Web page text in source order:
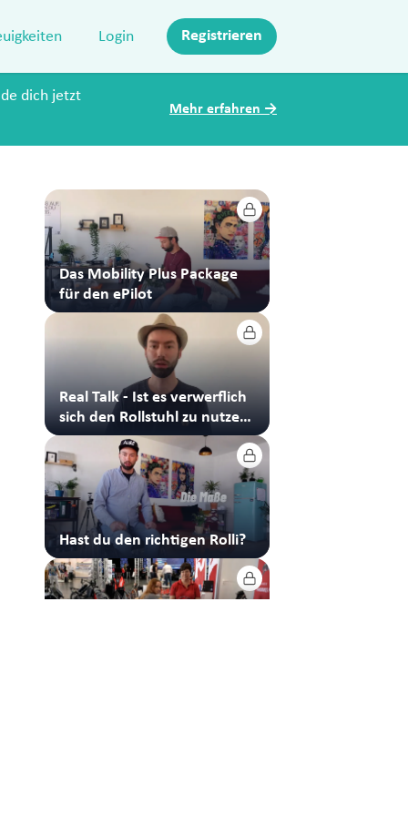
Login Registrieren
dich jetzt
Mehr erfahren →
Das Mobility Plus Package
für den ePilot
Real Talk - Ist es verwerflich
sich den Rollstuhl zu nutze
zu machen?
Hast du den richtigen Rolli?